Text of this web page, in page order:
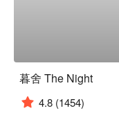
暮舍 The Night
4.8 (1454)